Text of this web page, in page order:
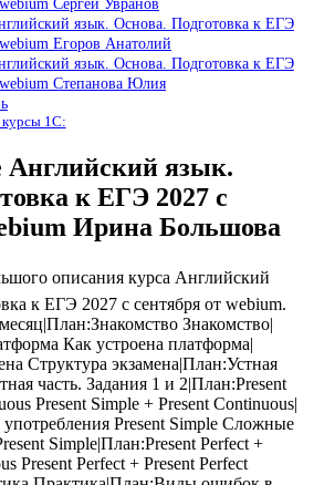
Сергей Увранов
язык. Основа. Подготовка к ЕГЭ
Егоров Анатолий
язык. Основа. Подготовка к ЕГЭ
webium Степанова Юлия
1С:
Английский язык.
к ЕГЭ 2027 с
Ирина Большова
описания курса Английский
к ЕГЭ 2027 с сентября от webium.
Знакомство|
Как устроена платформа|
Структура экзамена|План:Устная
часть. Задания 1 и 2|План:Present
Present Simple + Present Continuous|
Present Simple Сложные
Simple|План:Present Perfect +
Present Perfect + Present Perfect